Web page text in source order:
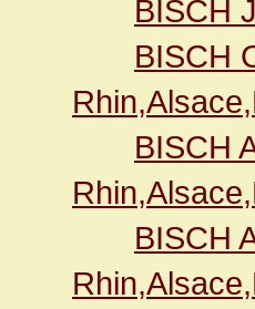
BISCH
BISCH
BISCH
BISCH